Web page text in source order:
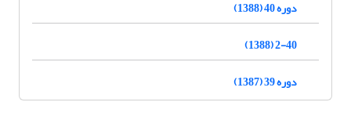
دوره 40 (1388)
2-40 (1388)
دوره 39 (1387)